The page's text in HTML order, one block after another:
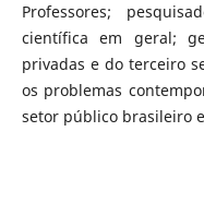
Professores;
científica em geral;
privadas e do terceiro
os problemas
setor público brasileiro